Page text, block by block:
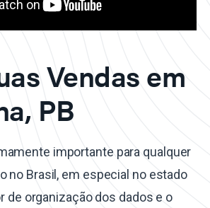
Vendas em
PB
importante para qualquer
no Brasil, em especial no estado
de organização dos dados e o